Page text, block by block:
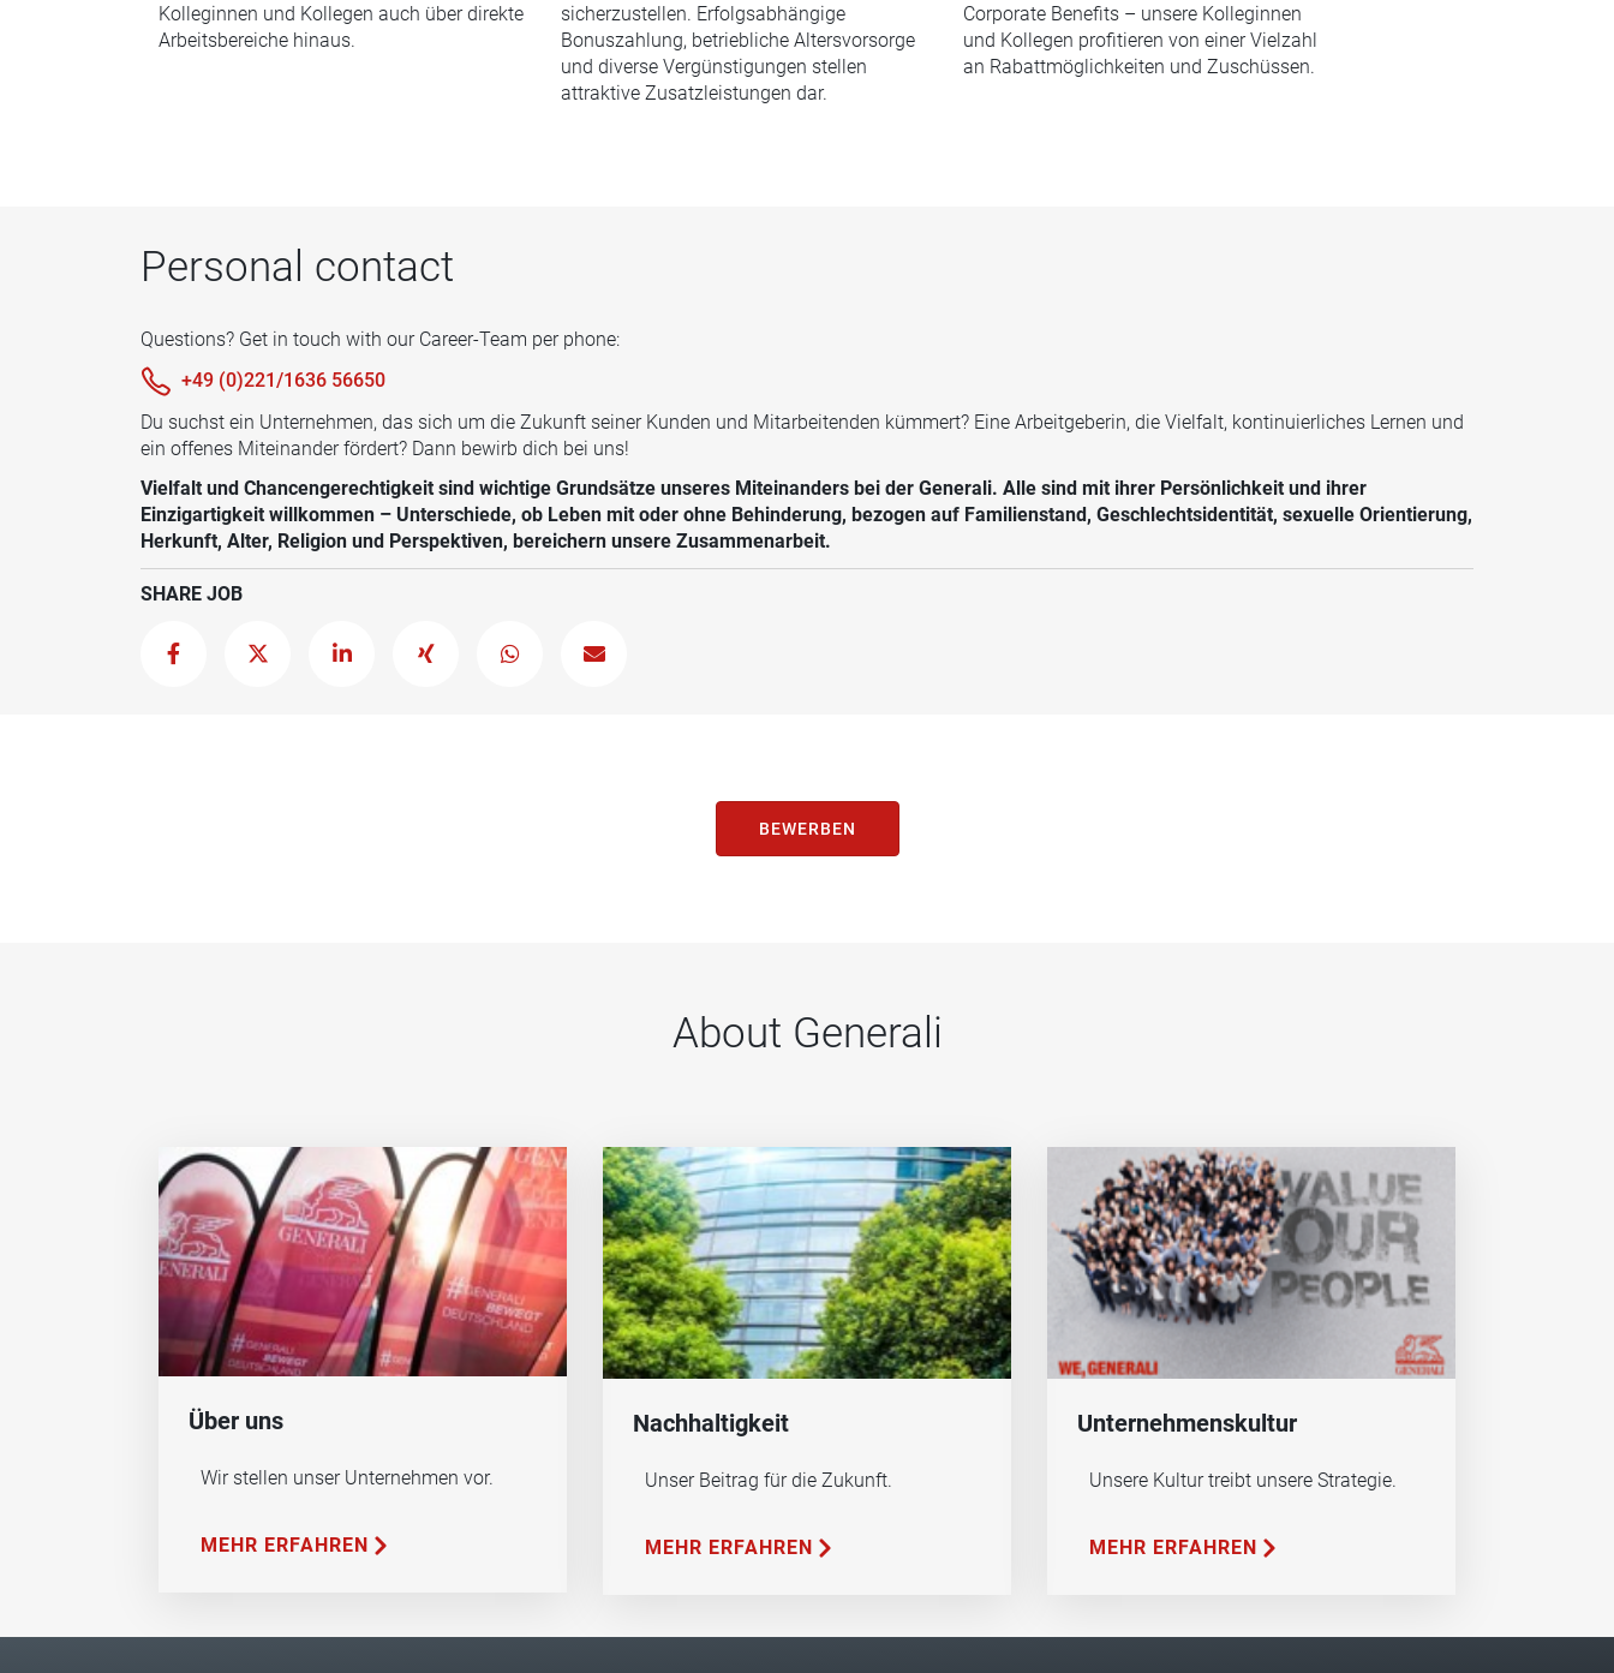
Kolleginnen und Kollegen auch über direkte
Arbeitsbereiche hinaus.
sicherzustellen. Erfolgsabhängige
Bonuszahlung, betriebliche Altersvorsorge
und diverse Vergünstigungen stellen
attraktive Zusatzleistungen dar.
Corporate Benefits – unsere Kolleginnen
und Kollegen profitieren von einer Vielzahl
an Rabattmöglichkeiten und Zuschüssen.
Personal contact
Questions? Get in touch with our Career-Team per phone:
+49 (0)221/1636 56650
Du suchst ein Unternehmen, das sich um die Zukunft seiner Kunden und Mitarbeitenden kümmert? Eine Arbeitgeberin, die Vielfalt, kontinuierliches Lernen und
ein offenes Miteinander fördert? Dann bewirb dich bei uns!
Vielfalt und Chancengerechtigkeit sind wichtige Grundsätze unseres Miteinanders bei der Generali. Alle sind mit ihrer Persönlichkeit und ihrer
Einzigartigkeit willkommen – Unterschiede, ob Leben mit oder ohne Behinderung, bezogen auf Familienstand, Geschlechtsidentität, sexuelle Orientierung,
Herkunft, Alter, Religion und Perspektiven, bereichern unsere Zusammenarbeit.
SHARE JOB
BEWERBEN
About Generali
Über uns
Wir stellen unser Unternehmen vor.
MEHR ERFAHREN
Nachhaltigkeit
Unser Beitrag für die Zukunft.
MEHR ERFAHREN
Unternehmenskultur
Unsere Kultur treibt unsere Strategie.
MEHR ERFAHREN